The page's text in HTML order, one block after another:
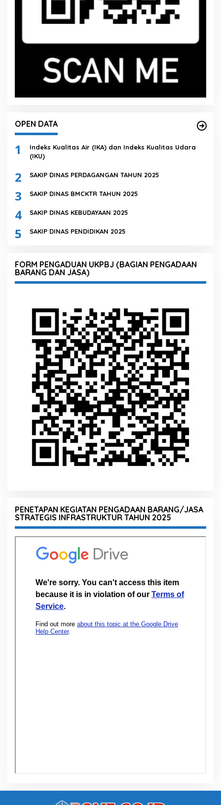
OPEN DATA
1
Indeks Kualitas Air (IKA) dan Indeks Kualitas Udara
(IKU)
2 SAKIP DINAS PERDAGANGAN TAHUN 2025
3 SAKIP DINAS BMCKTR TAHUN 2025
4 SAKIP DINAS KEBUDAYAAN 2025
5 SAKIP DINAS PENDIDIKAN 2025
FORM PENGADUAN UKPBJ (BAGIAN PENGADAAN
BARANG DAN JASA)
PENETAPAN KEGIATAN PENGADAAN BARANG/JASA
STRATEGIS INFRASTRUKTUR TAHUN 2025